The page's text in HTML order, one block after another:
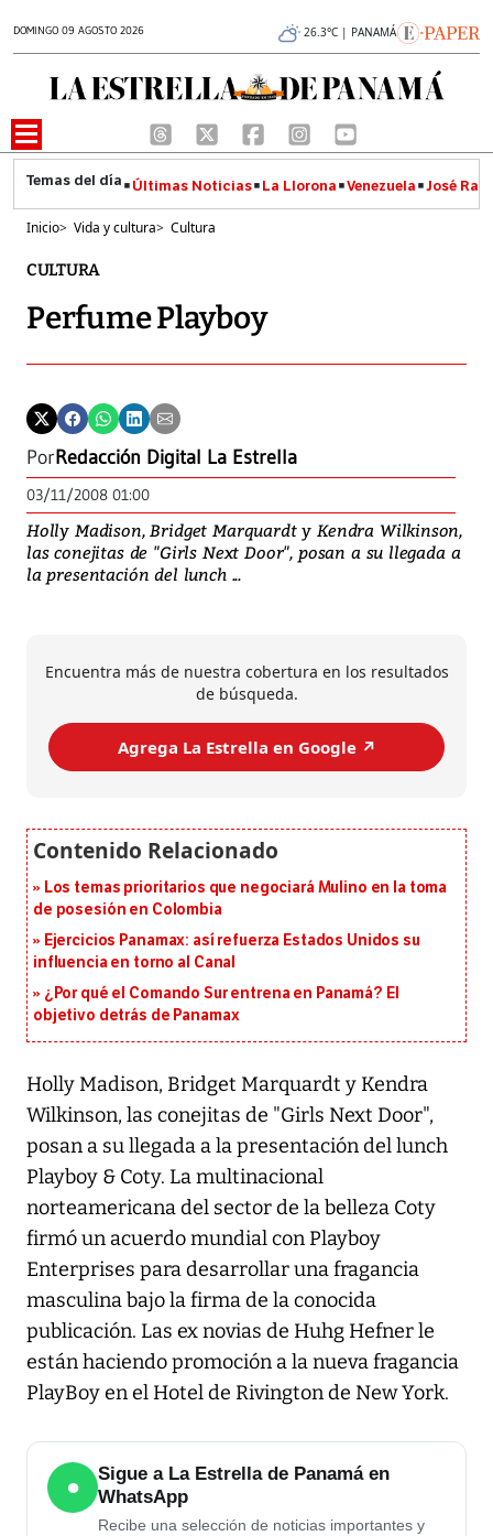
DOMINGO 09 AGOSTO 2026 26.3°C | PANAMÁ
Últimas Noticias La Llorona Venezuela José
Inicio> Vida y cultura> Cultura
CULTURA
Perfume Playboy
PorRedacción Digital La Estrella
03/11/2008 01:00
Holly Madison, Bridget Marquardt y Kendra Wilkinson,
las conejitas de "Girls Next Door", posan a su llegada a
la presentación del lunch ...
Encuentra más de nuestra cobertura en los resultados
de búsqueda.
Agrega La Estrella en Google ↗️
Los temas prioritarios que negociará Mulino en la toma
de posesión en Colombia
Ejercicios Panamax: así refuerza Estados Unidos su
influencia en torno al Canal
¿Por qué el Comando Sur entrena en Panamá? El
objetivo detrás de Panamax
Holly Madison, Bridget Marquardt y Kendra
Wilkinson, las conejitas de "Girls Next Door",
posan a su llegada a la presentación del lunch
Playboy & Coty. La multinacional
norteamericana del sector de la belleza Coty
firmó un acuerdo mundial con Playboy
Enterprises para desarrollar una fragancia
masculina bajo la firma de la conocida
publicación. Las ex novias de Huhg Hefner le
están haciendo promoción a la nueva fragancia
PlayBoy en el Hotel de Rivington de New York.
●
Sigue a La Estrella de Panamá en
WhatsApp
Recibe una selección de noticias importantes y